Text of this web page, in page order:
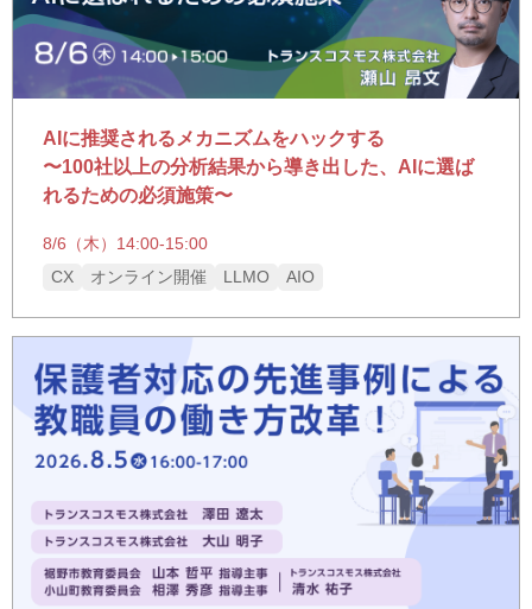
AIに推奨されるメカニズムをハックする
〜100社以上の分析結果から導き出した、AIに選ば
れるための必須施策〜
8/6（木）14:00-15:00
CX
オンライン開催 LLMO AIO